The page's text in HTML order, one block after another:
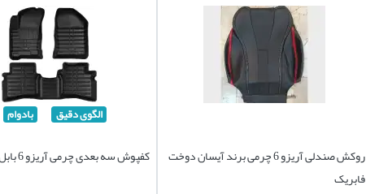
روکش صندلی آریزو 6 چرمی برند آیسان دوخت
فابریک
الگوی دقیق بادوام
کفپوش سه بعدی چرمی آریزو 6 بابل کارپت اصل